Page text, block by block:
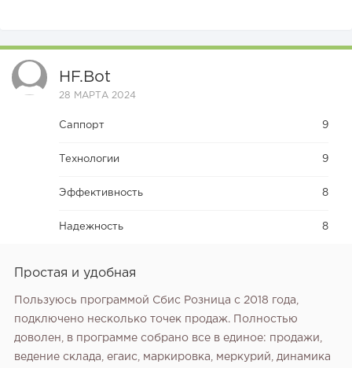
HF.bot
28 МАРТА 2024
Саппорт 9
Технологии 9
Эффективность 8
Надежность 8
Простая и удобная
Пользуюсь программой Сбис Розница с 2018 года,
подключено несколько точек продаж. Полностью
доволен, в программе собрано все в единое: продажи,
ведение склада, егаис, маркировка, меркурий, динамика